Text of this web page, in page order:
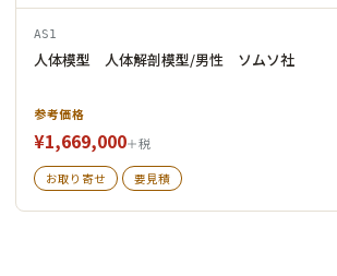
AS1
人体模型 人体解剖模型/男性 ソムソ社
参考価格
¥1,669,000＋税
お取り寄せ 要見積